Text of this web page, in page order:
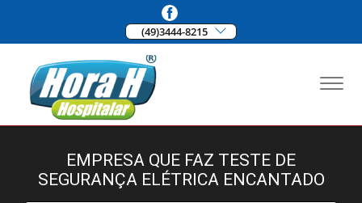
(49)3444-8215
EMPRESA QUE FAZ TESTE DE
SEGURANÇA ELÉTRICA ENCANTADO